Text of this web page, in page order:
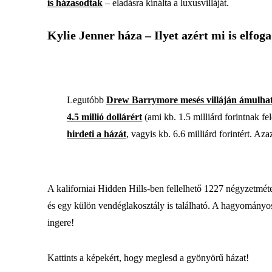
is házasodtak – eladásra kínálta a luxusvilláját.
Kylie Jenner háza – Ilyet azért mi is
Legutóbb Drew Barrymore mesés villáján
4.5 millió dollárért (ami kb. 1.5 milliárd forintnak
hirdeti a házát, vagyis kb. 6.6 milliárd forintért.
A kaliforniai Hidden Hills-ben fellelhető 1227
és egy külön vendéglakosztály is található. A
ingere!
Kattints a képekért, hogy meglesd a gyönyörű házat!